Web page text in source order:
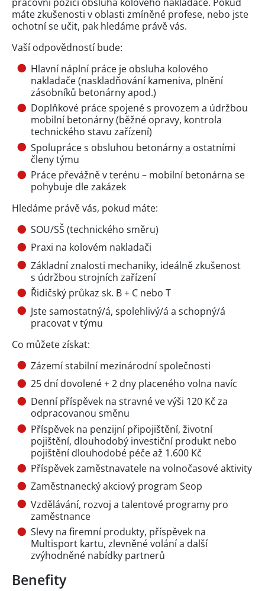
máte zkušenosti v oblasti zmíněné profese, nebo jste
ochotní se učit, pak hledáme právě vás.
Vaší odpovědností bude:
Hlavní náplní práce je obsluha kolového
nakladače (naskladňování kameniva, plnění
zásobníků betonárny apod.)
Doplňkové práce spojené s provozem a údržbou
mobilní betonárny (běžné opravy, kontrola
technického stavu zařízení)
Spolupráce s obsluhou betonárny a ostatními
členy týmu
Práce převážně v terénu – mobilní betonárna se
pohybuje dle zakázek
Hledáme právě vás, pokud máte:
SOU/SŠ (technického směru)
Praxi na kolovém nakladači
Základní znalosti mechaniky, ideálně zkušenost
s údržbou strojních zařízení
Řidičský průkaz sk. B + C nebo T
Jste samostatný/á, spolehlivý/á a schopný/á
pracovat v týmu
Co můžete získat:
Zázemí stabilní mezinárodní společnosti
25 dní dovolené + 2 dny placeného volna navíc
Denní příspěvek na stravné ve výši 120 Kč za
odpracovanou směnu
Příspěvek na penzijní připojištění, životní
pojištění, dlouhodobý investiční produkt nebo
pojištění dlouhodobé péče až 1.600 Kč
Příspěvek zaměstnavatele na volnočasové aktivity
Zaměstnanecký akciový program Seop
Vzdělávání, rozvoj a talentové programy pro
zaměstnance
Slevy na firemní produkty, příspěvek na
Multisport kartu, zlevněné volání a další
zvýhodněné nabídky partnerů
Benefity